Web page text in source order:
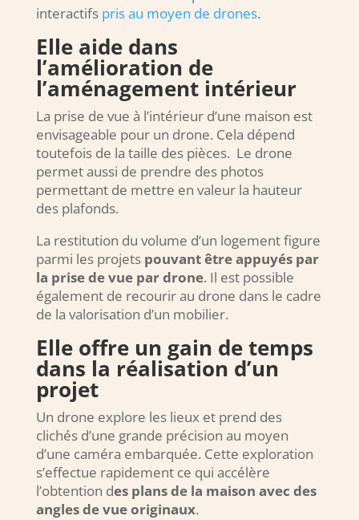
interactifs pris au moyen de drones.
Elle aide dans
l’amélioration de
l’aménagement intérieur
La prise de vue à l’intérieur d’une maison est
envisageable pour un drone. Cela dépend
toutefois de la taille des pièces. Le drone
permet aussi de prendre des photos
permettant de mettre en valeur la hauteur
des plafonds.
La restitution du volume d’un logement figure
parmi les projets pouvant être appuyés par
la prise de vue par drone. Il est possible
également de recourir au drone dans le cadre
de la valorisation d’un mobilier.
Elle offre un gain de temps
dans la réalisation d’un
projet
Un drone explore les lieux et prend des
clichés d’une grande précision au moyen
d’une caméra embarquée. Cette exploration
s’effectue rapidement ce qui accélère
l’obtention des plans de la maison avec des
angles de vue originaux.